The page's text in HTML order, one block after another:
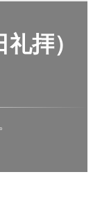
拝）